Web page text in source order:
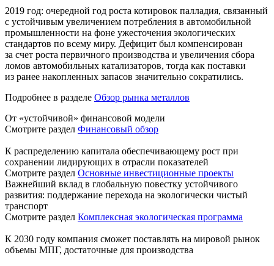
2019 год: очередной год роста котировок палладия, связанный
с устойчивым увеличением потребления в автомобильной
промышленности на фоне ужесточения экологических
стандартов по всему миру. Дефицит был компенсирован
за счет роста первичного производства и увеличения сбора
ломов автомобильных катализаторов, тогда как поставки
из ранее накопленных запасов значительно сократились.
Подробнее в разделе Обзор рынка металлов
От «устойчивой» финансовой модели
Смотрите раздел Финансовый обзор
К распределению капитала обеспечивающему рост при
сохранении лидирующих в отрасли показателей
Смотрите раздел Основные инвестиционные проекты
Важнейший вклад в глобальную повестку устойчивого
развития: поддержание перехода на экологически чистый
транспорт
Смотрите раздел Комплексная экологическая программа
К 2030 году компания сможет поставлять на мировой рынок
объемы МПГ, достаточные для производства